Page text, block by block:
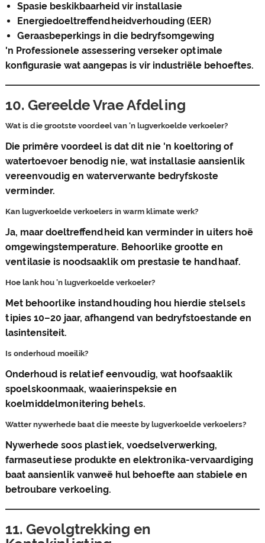
Spasie beskikbaarheid vir installasie
Energiedoeltreffendheidverhouding (EER)
Geraasbeperkings in die bedryfsomgewing
'n Professionele assessering verseker optimale
konfigurasie wat aangepas is vir industriële behoeftes.
10. Gereelde Vrae Afdeling
Wat is die grootste voordeel van 'n lugverkoelde verkoeler?
Die primêre voordeel is dat dit nie 'n koeltoring of
watertoevoer benodig nie, wat installasie aansienlik
vereenvoudig en waterverwante bedryfskoste
verminder.
Kan lugverkoelde verkoelers in warm klimate werk?
Ja, maar doeltreffendheid kan verminder in uiters hoë
omgewingstemperature. Behoorlike grootte en
ventilasie is noodsaaklik om prestasie te handhaaf.
Hoe lank hou 'n lugverkoelde verkoeler?
Met behoorlike instandhouding hou hierdie stelsels
tipies 10–20 jaar, afhangend van bedryfstoestande en
lasintensiteit.
Is onderhoud moeilik?
Onderhoud is relatief eenvoudig, wat hoofsaaklik
spoelskoonmaak, waaierinspeksie en
koelmiddelmonitering behels.
Watter nywerhede baat die meeste by lugverkoelde verkoelers?
Nywerhede soos plastiek, voedselverwerking,
farmaseutiese produkte en elektronika-vervaardiging
baat aansienlik vanweë hul behoefte aan stabiele en
betroubare verkoeling.
11. Gevolgtrekking en